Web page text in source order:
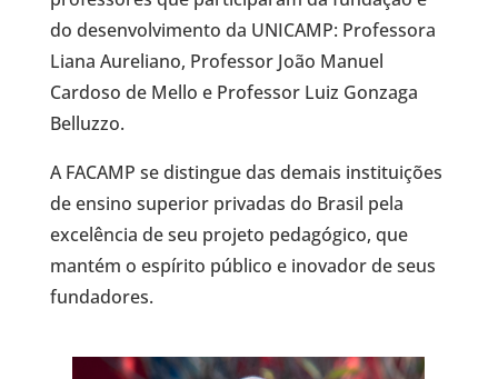
do desenvolvimento da UNICAMP: Professora
Liana Aureliano, Professor João Manuel
Cardoso de Mello e Professor Luiz Gonzaga
Belluzzo.
A FACAMP se distingue das demais instituições
de ensino superior privadas do Brasil pela
excelência de seu projeto pedagógico, que
mantém o espírito público e inovador de seus
fundadores.